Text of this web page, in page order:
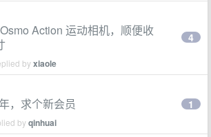
Action 运动相机，顺便收
byxiaole
4
，求个新会员
byqinhuai
1